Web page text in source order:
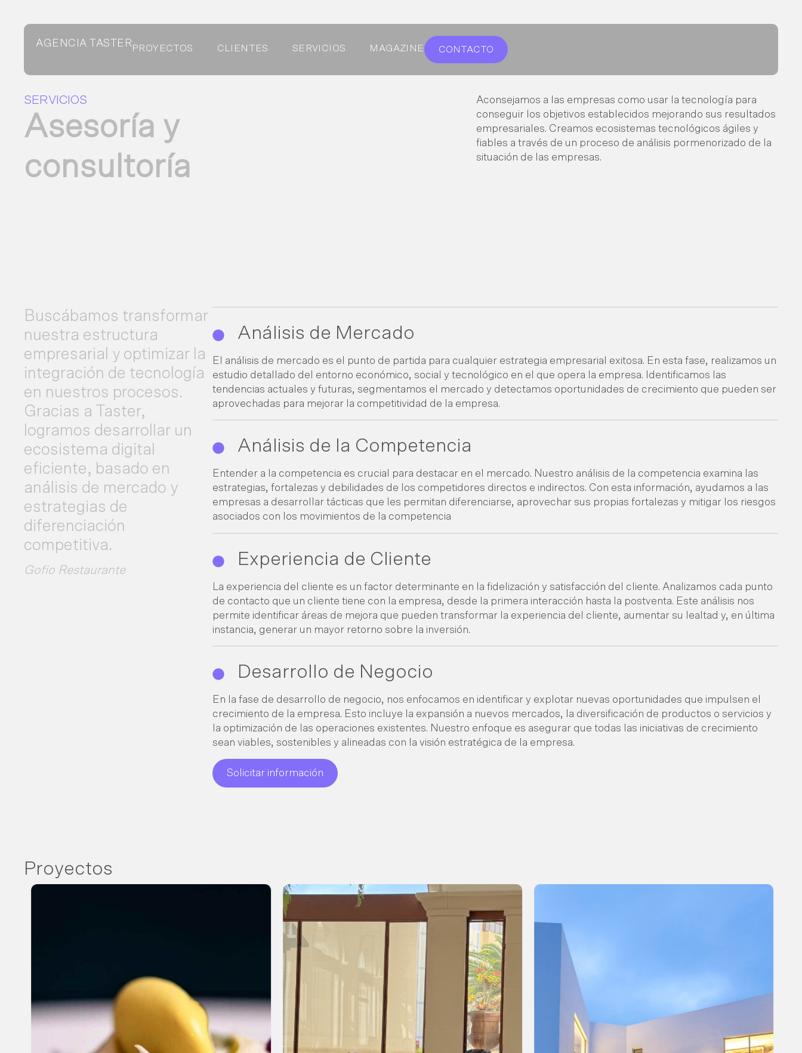
AGENCIA TASTER PROYECTOS CLIENTES SERVICIOS MAGAZINE CONTACTO
SERVICIOS
Asesoría y
consultoría
Aconsejamos a las empresas como usar la tecnología para
conseguir los objetivos establecidos mejorando sus resultados
empresariales. Creamos ecosistemas tecnológicos ágiles y
fiables a través de un proceso de análisis pormenorizado de la
situación de las empresas.
Buscábamos transformar
nuestra estructura
empresarial y optimizar la
integración de tecnología
en nuestros procesos.
Gracias a Taster,
logramos desarrollar un
ecosistema digital
eficiente, basado en
análisis de mercado y
estrategias de
diferenciación
competitiva.
Gofio Restaurante
Análisis de Mercado
El análisis de mercado es el punto de partida para cualquier estrategia empresarial exitosa. En esta fase, realizamos un
estudio detallado del entorno económico, social y tecnológico en el que opera la empresa. Identificamos las
tendencias actuales y futuras, segmentamos el mercado y detectamos oportunidades de crecimiento que pueden ser
aprovechadas para mejorar la competitividad de la empresa.
Análisis de la Competencia
Entender a la competencia es crucial para destacar en el mercado. Nuestro análisis de la competencia examina las
estrategias, fortalezas y debilidades de los competidores directos e indirectos. Con esta información, ayudamos a las
empresas a desarrollar tácticas que les permitan diferenciarse, aprovechar sus propias fortalezas y mitigar los riesgos
asociados con los movimientos de la competencia
Experiencia de Cliente
La experiencia del cliente es un factor determinante en la fidelización y satisfacción del cliente. Analizamos cada punto
de contacto que un cliente tiene con la empresa, desde la primera interacción hasta la postventa. Este análisis nos
permite identificar áreas de mejora que pueden transformar la experiencia del cliente, aumentar su lealtad y, en última
instancia, generar un mayor retorno sobre la inversión.
Desarrollo de Negocio
En la fase de desarrollo de negocio, nos enfocamos en identificar y explotar nuevas oportunidades que impulsen el
crecimiento de la empresa. Esto incluye la expansión a nuevos mercados, la diversificación de productos o servicios y
la optimización de las operaciones existentes. Nuestro enfoque es asegurar que todas las iniciativas de crecimiento
sean viables, sostenibles y alineadas con la visión estratégica de la empresa.
Solicitar información
Proyectos